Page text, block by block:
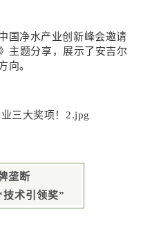
国净水产业创新峰会邀请
主题分享，展示了安吉尔
向。
垄断
术引领奖”